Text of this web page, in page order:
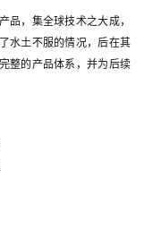
品，集全球技术之大成，
水土不服的情况，后在其
整的产品体系，并为后续